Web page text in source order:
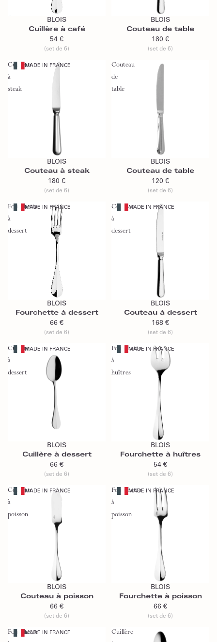
BLOIS
Cuillère à café
54 €
(set de 6)
Ajouter au panier
BLOIS
Couteau de table
180 €
(set de 6)
Couteau
à
steak
MADE IN FRANCE
Ajouter au panier
BLOIS
Couteau à steak
180 €
(set de 6)
Couteau
de
table
Ajouter au panier
BLOIS
Couteau de table
120 €
(set de 6)
Fourchette
à
dessert
MADE IN FRANCE
Ajouter au panier
BLOIS
Fourchette à dessert
66 €
(set de 6)
Couteau
à
dessert
MADE IN FRANCE
Ajouter au panier
BLOIS
Couteau à dessert
168 €
(set de 6)
Cuillère
à
dessert
MADE IN FRANCE
Ajouter au panier
BLOIS
Cuillère à dessert
66 €
(set de 6)
Fourchette
à
huîtres
MADE IN FRANCE
Ajouter au panier
BLOIS
Fourchette à huîtres
54 €
(set de 6)
Couteau
à
poisson
MADE IN FRANCE
Ajouter au panier
BLOIS
Couteau à poisson
66 €
(set de 6)
Fourchette
à
poisson
MADE IN FRANCE
Ajouter au panier
BLOIS
Fourchette à poisson
66 €
(set de 6)
FourchetteMADE IN FRANCE
Cuillère